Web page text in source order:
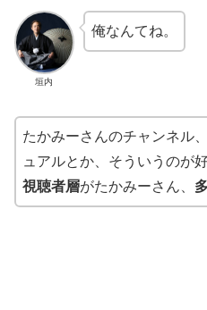
垣内
俺なんてね。
たかみーさんのチャンネル
ュアルとか、そういうのが
視聴者層がたかみーさん、